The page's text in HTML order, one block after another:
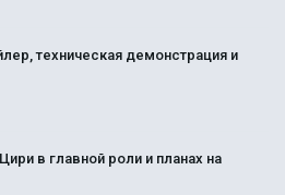
техническая демонстрация и
в главной роли и планах на